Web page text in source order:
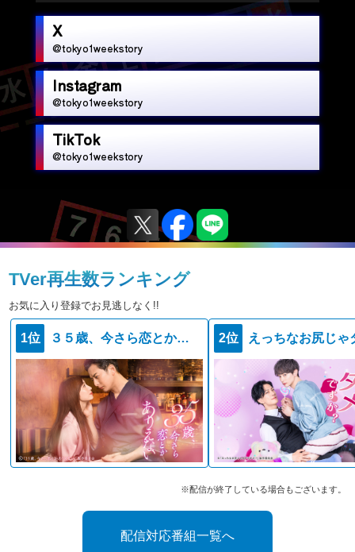
X
@tokyo1weekstory
Instagram
@tokyo1weekstory
TikTok
@tokyo1weekstory
TVer再生数ランキング
お気に入り登録でお見逃しなく!!
1位 ３５歳、今さら恋とかありえない 2位
※配信が終了している場合もございます。
配信対応番組一覧へ